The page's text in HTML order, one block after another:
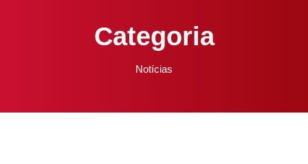
Categoria
Notícias